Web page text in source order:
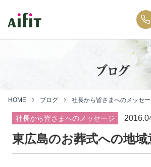
ブログ
HOME ブログ 社長から皆さまへのメッセ
社長から皆さまへのメッセージ
東広島のお葬式への地域